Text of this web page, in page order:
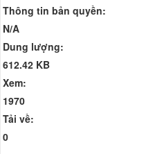
Thông tin bản quyền:
N/A
Dung lượng:
612.42 KB
Xem:
1970
Tải về:
0